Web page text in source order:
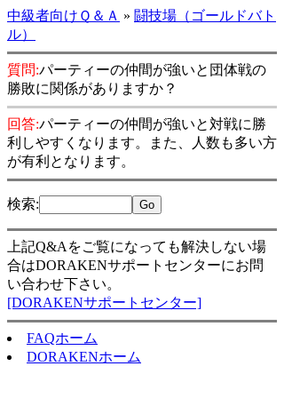
中級者向けＱ＆Ａ » 闘技場（ゴールドバト
ル）
質問:パーティーの仲間が強いと団体戦の
勝敗に関係がありますか？
回答:パーティーの仲間が強いと対戦に勝
利しやすくなります。また、人数も多い方
が有利となります。
検索:
上記Q&Aをご覧になっても解決しない場
合はDORAKENサポートセンターにお問
い合わせ下さい。
[DORAKENサポートセンター]
FAQホーム
DORAKENホーム